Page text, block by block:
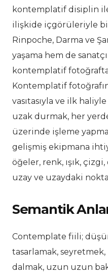
kontemplatif disiplin
ilişkide içgörüleriyle
Rinpoche, Darma ve
yaşama hem de
kontemplatif
Kontemplatif
vasıtasıyla ve ilk
uzak durmak, her
üzerinde işleme
gelişmiş ekipmana
öğeler, renk, ışık,
uzay ve uzaydaki
Semantik
Contemplate fiili;
tasarlamak,
dalmak, uzun uzun